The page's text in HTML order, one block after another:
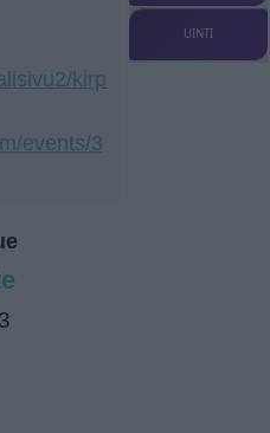
kirp
events/3
UINTI